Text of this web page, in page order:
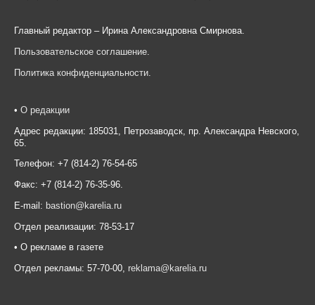
Главный редактор – Ирина Александровна Смирнова.
Пользовательское соглашение.
Политика конфиденциальности.
• О редакции
Адрес редакции: 185031, Петрозаводск, пр. Александра Невского,
65.
Телефон: +7 (814-2) 76-54-65
Факс: +7 (814-2) 76-35-96.
E-mail: bastion@karelia.ru
Отдел реализации: 78-53-17
• О рекламе в газете
Отдел рекламы: 57-70-00, reklama@karelia.ru